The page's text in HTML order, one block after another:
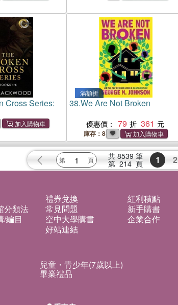
Cross Series:
滿額折
38.We Are Not Broken
優惠價： 79 361
庫存：8
共 8539 筆
第 214 頁 1 2
禮券兌換
紅利積點
分類法 常見問題
新手購書
/編目 空中大學購書
企業合作
好站連結
兒童・青少年(7歲以上)
畢業禮品